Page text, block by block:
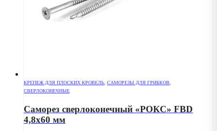
КРЕПЕЖ ДЛЯ ПЛОСКИХ КРОВЕЛЬ САМОРЕЗЫ ДЛЯ ГРИБКОВ
СВЕРЛОКОНЕЧНЫЕ
Саморез сверлоконечный «РОКС» FBD
4,8х60 мм